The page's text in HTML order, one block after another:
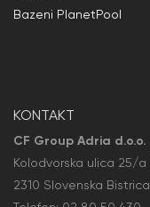
Bazeni PlanetPool
KONTAKT
CF Group Adria d.o.o.
Kolodvorska ulica 25/a
2310 Slovenska Bistrica